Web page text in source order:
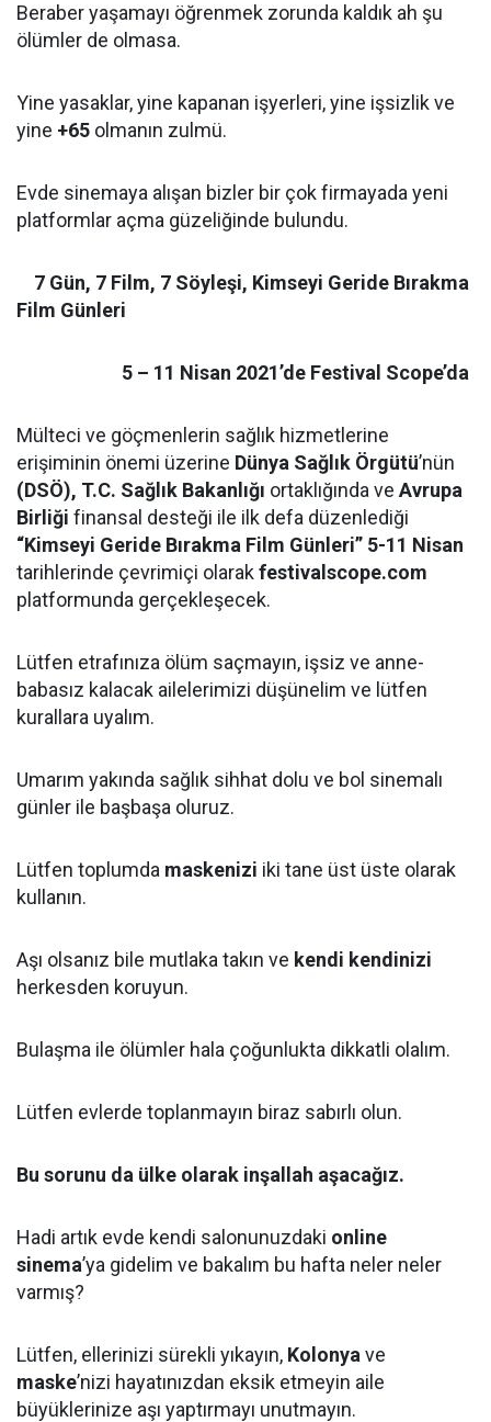
Beraber yaşamayı öğrenmek zorunda kaldık ah şu
ölümler de olmasa.
Yine yasaklar, yine kapanan işyerleri, yine işsizlik ve
yine +65 olmanın zulmü.
Evde sinemaya alışan bizler bir çok firmayada yeni
platformlar açma güzeliğinde bulundu.
7 Gün, 7 Film, 7 Söyleşi, Kimseyi Geride Bırakma
Film Günleri
5 – 11 Nisan 2021’de Festival Scope’da
Mülteci ve göçmenlerin sağlık hizmetlerine
erişiminin önemi üzerine Dünya Sağlık Örgütü’nün
(DSÖ), T.C. Sağlık Bakanlığı ortaklığında ve Avrupa
Birliği finansal desteği ile ilk defa düzenlediği
“Kimseyi Geride Bırakma Film Günleri” 5-11 Nisan
tarihlerinde çevrimiçi olarakfestivalscope.com
platformunda gerçekleşecek.
Lütfen etrafınıza ölüm saçmayın, işsiz ve anne-
babasız kalacak ailelerimizi düşünelim ve lütfen
kurallara uyalım.
Umarım yakında sağlık sihhat dolu ve bol sinemalı
günler ile başbaşa oluruz.
Lütfen toplumda maskenizi iki tane üst üste olarak
kullanın.
Aşı olsanız bile mutlaka takın ve kendi kendinizi
herkesden koruyun.
Bulaşma ile ölümler hala çoğunlukta dikkatli olalım.
Lütfen evlerde toplanmayın biraz sabırlı olun.
Bu sorunu da ülke olarak inşallah aşacağız.
Hadi artık evde kendi salonunuzdaki online
sinema’ya gidelim ve bakalım bu hafta neler neler
varmış?
Lütfen, ellerinizi sürekli yıkayın, Kolonya ve
maske’nizi hayatınızdan eksik etmeyin aile
büyüklerinize aşı yaptırmayı unutmayın.